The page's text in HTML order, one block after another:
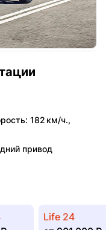
182 км/ч.,
привод
Life 24